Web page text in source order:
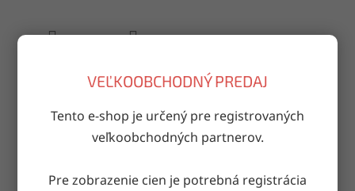
VEĽKOOBCHODNÝ PREDAJ
Tento e-shop je určený pre registrovaných
veľkoobchodných partnerov.
Pre zobrazenie cien je potrebná registrácia
Doručenie do druhého dňa